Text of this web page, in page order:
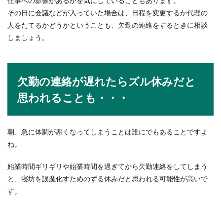
学校の用務員になるには！用務員の就
職方法や仕事内容
その日に会議などが入っていた場合は、日程を変更するか代理の
人をたてるかどうかということも、欠勤の連絡をするときに相談
しましょう。
欠勤の連絡が遅れたらズル休みだと
思われることも・・・
朝、急に体調が悪くなってしまうことは誰にでもあることですよ
ね。
始業時間ギリギリや始業時間を過ぎてから欠勤連絡をしてしまう
と、寝坊を誤魔化すためのずる休みだと思われる可能性が高いで
す。